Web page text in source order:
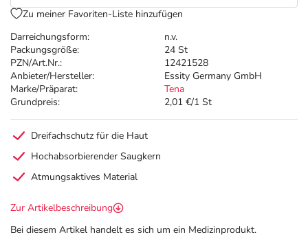
Darreichungsform:
n.v.
Packungsgröße:
24 St
PZN/Art.Nr.:
12421528
Anbieter/Hersteller:
Essity Germany GmbH
Marke/Präparat:
Tena
Grundpreis:
2,01 €/1 St
Zu meiner Favoriten-Liste hinzufügen
Dreifachschutz für die Haut
Hochabsorbierender Saugkern
Atmungsaktives Material
Zur Artikelbeschreibung
Bei diesem Artikel handelt es sich um ein Medizinprodukt.